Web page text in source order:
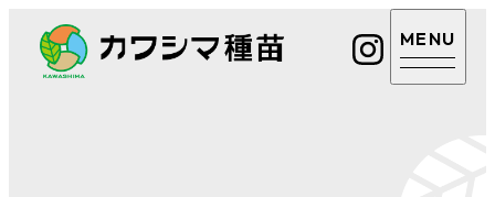
カワシマ種苗
カワシマ種苗